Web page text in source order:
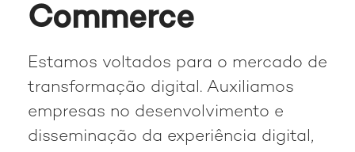
Commerce
Estamos voltados para o mercado de
transformação digital. Auxiliamos
empresas no desenvolvimento e
disseminação da experiência digital,